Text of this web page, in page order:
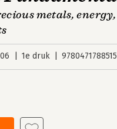
metals,
1e druk 9780471788515